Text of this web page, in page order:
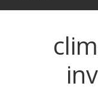
About Us
The Association